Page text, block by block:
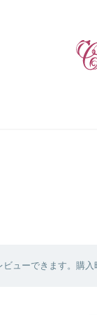
ューできます。購